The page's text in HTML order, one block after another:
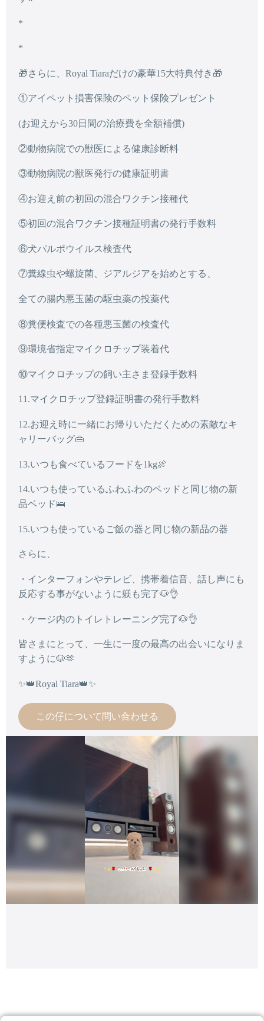
*
*
🎁さらに、Royal Tiaraだけの豪華15大特典付き🎁
①アイペット損害保険のペット保険プレゼント
(お迎えから30日間の治療費を全額補償)
②動物病院での獣医による健康診断料
③動物病院の獣医発行の健康証明書
④お迎え前の初回の混合ワクチン接種代
⑤初回の混合ワクチン接種証明書の発行手数料
⑥犬パルポウイルス検査代
⑦糞線虫や螺旋菌、ジアルジアを始めとする、
全ての腸内悪玉菌の駆虫薬の投薬代
⑧糞便検査での各種悪玉菌の検査代
⑨環境省指定マイクロチップ装着代
⑩マイクロチップの飼い主さま登録手数料
11.マイクロチップ登録証明書の発行手数料
12.お迎え時に一緒にお帰りいただくための素敵なキ
ャリーバッグ👜
13.いつも食べているフードを1kg🍖
14.いつも使っているふわふわのベッドと同じ物の新
品ベッド🛌
15.いつも使っているご飯の器と同じ物の新品の器
さらに、
・インターフォンやテレビ、携帯着信音、話し声にも
反応する事がないように躾も完了🐶👌
・ケージ内のトイレトレーニング完了🐶👌
皆さまにとって、一生に一度の最高の出会いになりま
すように🐶🫶
✨👑Royal Tiara👑✨
この仔について問い合わせる